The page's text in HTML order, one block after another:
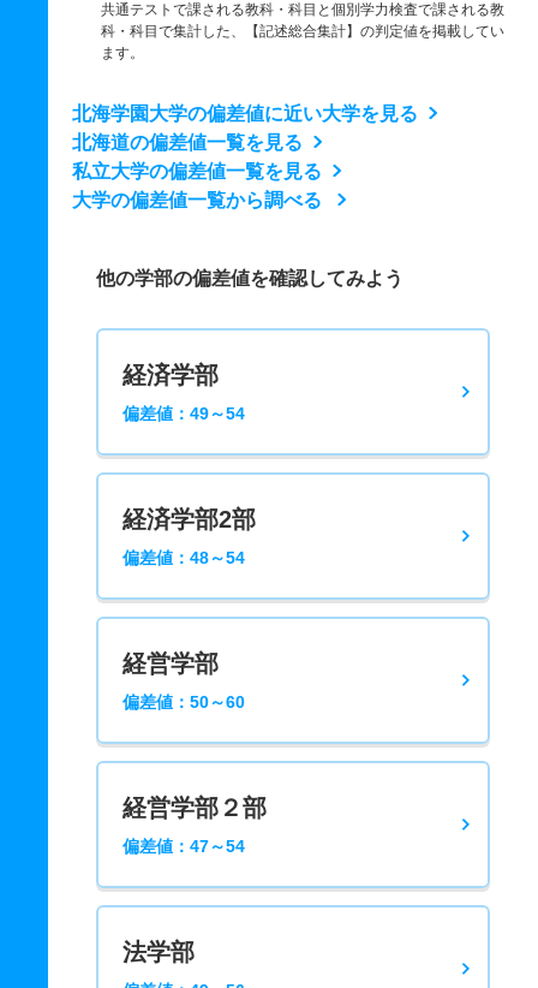
共通テストで課される教科・科目と個別学力検査で課される教
科・科目で集計した、【記述総合集計】の判定値を掲載してい
ます。
北海学園大学の偏差値に近い大学を見る
北海道の偏差値一覧を見る
私立大学の偏差値一覧を見る
大学の偏差値一覧から調べる
他の学部の偏差値を確認してみよう
経済学部
偏差値：49～54
経済学部2部
偏差値：48～54
経営学部
偏差値：50～60
経営学部２部
偏差値：47～54
法学部